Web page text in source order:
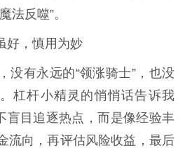
法反噬”。
好，慎用为妙
没有永远的“领涨骑士”，也没
杠杆小精灵的悄悄话告诉我
盲目追逐热点，而是像经验丰
流向，再评估风险收益，最后